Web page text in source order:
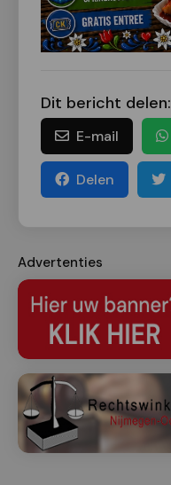
Dit bericht delen:
E-mail
Delen
Advertenties